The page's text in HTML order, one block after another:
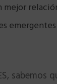
mejor
sabemos